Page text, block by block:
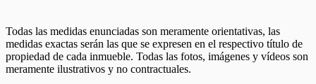
Todas las medidas enunciadas son meramente orientativas, las
medidas exactas serán las que se expresen en el respectivo título de
propiedad de cada inmueble. Todas las fotos, imágenes y vídeos son
meramente ilustrativos y no contractuales.